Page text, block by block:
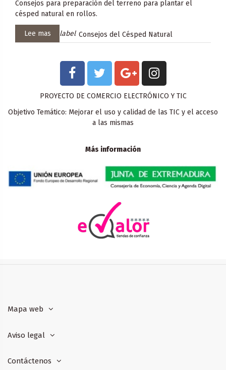
Consejos para preparación del terreno para plantar el
césped natural en rollos.
Lee mas label Consejos del Césped Natural
PROYECTO DE COMERCIO ELECTRÓNICO Y TIC
Objetivo Temático: Mejorar el uso y calidad de las TIC y el acceso
a las mismas
Más información
Mapa web
Aviso legal
Contáctenos